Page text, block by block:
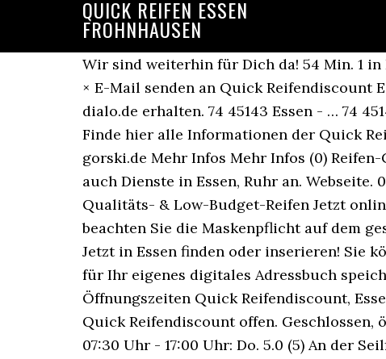
QUICK REIFEN ESSEN
FROHNHAUSEN
Wir sind weiterhin für Dich da! 54 Min. 1
× E-Mail senden an Quick Reifendiscount
dialo.de erhalten. 74 45143 Essen - … 74
Finde hier alle Informationen der Quick
gorski.de Mehr Infos Mehr Infos (0)
auch Dienste in Essen, Ruhr an.
Qualitäts- & Low-Budget-Reifen Jetzt
beachten Sie die Maskenpflicht auf dem
Jetzt in Essen finden oder inserieren! Sie
für Ihr eigenes digitales Adressbuch
Öffnungszeiten Quick Reifendiscount,
Quick Reifendiscount offen. Geschlossen,
07:30 Uhr - 17:00 Uhr: Do. 5.0 (5) An der